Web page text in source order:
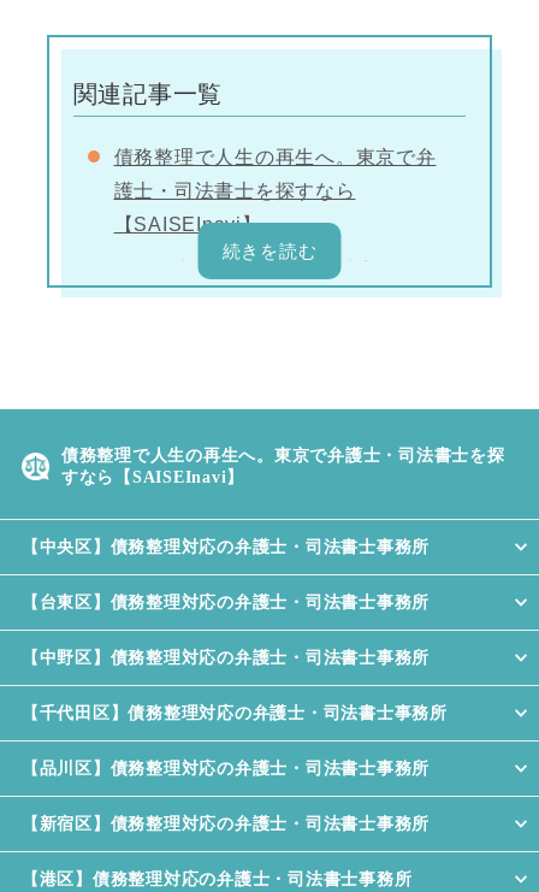
関連記事一覧
債務整理で人生の再生へ。東京で弁
護士・司法書士を探すなら
【SAISEInavi】
借金脱出のための督促の対応
保証協会債権回収株式会社から督促
サン債権回収株式会社から督促状が
届いたら
TSB債権管理回収株式会社から督促
状が届いたら
債務整理で人生の再生へ。東京で弁護士・司法書士を探
すなら【SAISEInavi】
【中央区】債務整理対応の弁護士・司法書士事務所
【台東区】債務整理対応の弁護士・司法書士事務所
【中野区】債務整理対応の弁護士・司法書士事務所
【千代田区】債務整理対応の弁護士・司法書士事務所
【品川区】債務整理対応の弁護士・司法書士事務所
【新宿区】債務整理対応の弁護士・司法書士事務所
【港区】債務整理対応の弁護士・司法書士事務所